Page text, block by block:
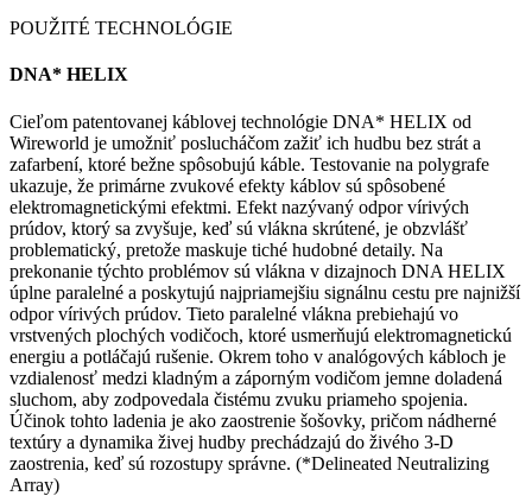
POUŽITÉ TECHNOLÓGIE
DNA* HELIX
Cieľom patentovanej káblovej technológie DNA* HELIX od
Wireworld je umožniť poslucháčom zažiť ich hudbu bez strát a
zafarbení, ktoré bežne spôsobujú káble. Testovanie na polygrafe
ukazuje, že primárne zvukové efekty káblov sú spôsobené
elektromagnetickými efektmi. Efekt nazývaný odpor vírivých
prúdov, ktorý sa zvyšuje, keď sú vlákna skrútené, je obzvlášť
problematický, pretože maskuje tiché hudobné detaily. Na
prekonanie týchto problémov sú vlákna v dizajnoch DNA HELIX
úplne paralelné a poskytujú najpriamejšiu signálnu cestu pre najnižší
odpor vírivých prúdov. Tieto paralelné vlákna prebiehajú vo
vrstvených plochých vodičoch, ktoré usmerňujú elektromagnetickú
energiu a potláčajú rušenie. Okrem toho v analógových kábloch je
vzdialenosť medzi kladným a záporným vodičom jemne doladená
sluchom, aby zodpovedala čistému zvuku priameho spojenia.
Účinok tohto ladenia je ako zaostrenie šošovky, pričom nádherné
textúry a dynamika živej hudby prechádzajú do živého 3-D
zaostrenia, keď sú rozostupy správne. (*Delineated Neutralizing
Array)